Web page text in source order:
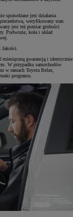
sprawdzane jest działania
weryfikowany stan
jest też pomiar grubości
Podwozie, koła i układ
miesięczną gwarancją i identycznie
W przypadku samochodów
w ramach Toyota Relax,
programu.